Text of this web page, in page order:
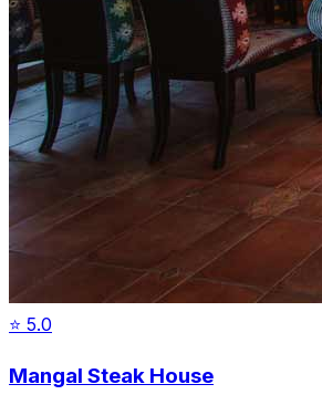
⭐ 5.0
Mangal Steak House